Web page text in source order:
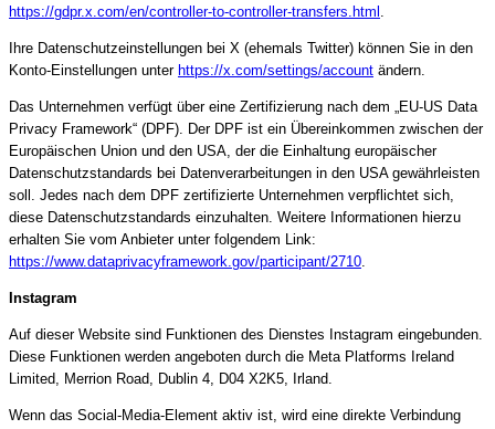
https://gdpr.x.com/en/controller-to-controller-transfers.html .
Ihre Datenschutzeinstellungen bei X (ehemals Twitter) können Sie in den
Konto-Einstellungen unter https://x.com/settings/account ändern.
Das Unternehmen verfügt über eine Zertifizierung nach dem „EU-US Data
Privacy Framework“ (DPF). Der DPF ist ein Übereinkommen zwischen der
Europäischen Union und den USA, der die Einhaltung europäischer
Datenschutzstandards bei Datenverarbeitungen in den USA gewährleisten
soll. Jedes nach dem DPF zertifizierte Unternehmen verpflichtet sich,
diese Datenschutzstandards einzuhalten. Weitere Informationen hierzu
erhalten Sie vom Anbieter unter folgendem Link:
https://www.dataprivacyframework.gov/participant/2710.
Instagram
Auf dieser Website sind Funktionen des Dienstes Instagram eingebunden.
Diese Funktionen werden angeboten durch die Meta Platforms Ireland
Limited, Merrion Road, Dublin 4, D04 X2K5, Irland.
Wenn das Social-Media-Element aktiv ist, wird eine direkte Verbindung